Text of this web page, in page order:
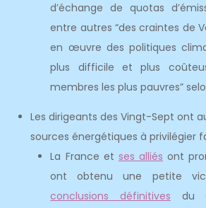
d’échange de quotas
entre autres “des craintes de
en œuvre des politiques
plus difficile et plus
membres les plus pauvres”
Les dirigeants des Vingt-Sept ont
sources énergétiques à privilégier
La France et ses alliés ont
ont obtenu une petite
conclusions définitives du